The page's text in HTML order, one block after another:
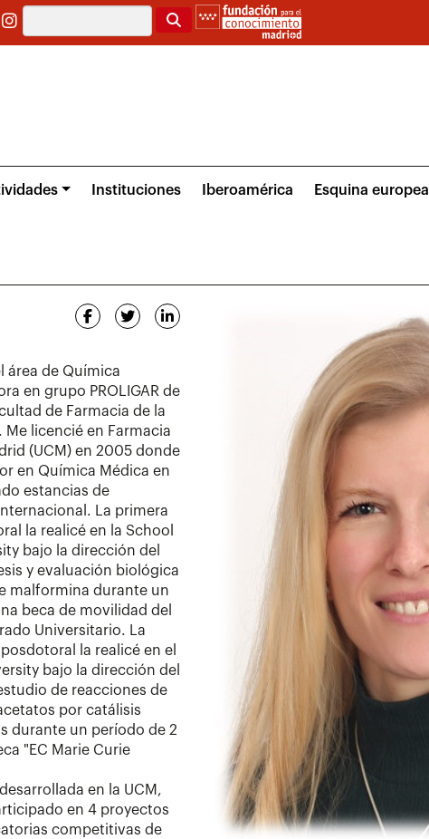
Buscar
Instituciones Iberoamérica Esquina europea
área de Química
en grupo PROLIGAR de
de Farmacia de la
Me licencié en Farmacia
(UCM) en 2005 donde
en Química Médica en
estancias de
La primera
la realicé en la School
bajo la dirección del
y evaluación biológica
malformina durante un
beca de movilidad del
Universitario. La
la realicé en el
bajo la dirección del
de reacciones de
por catálisis
durante un período de 2
"EC Marie Curie
en la UCM,
en 4 proyectos
competitivas de